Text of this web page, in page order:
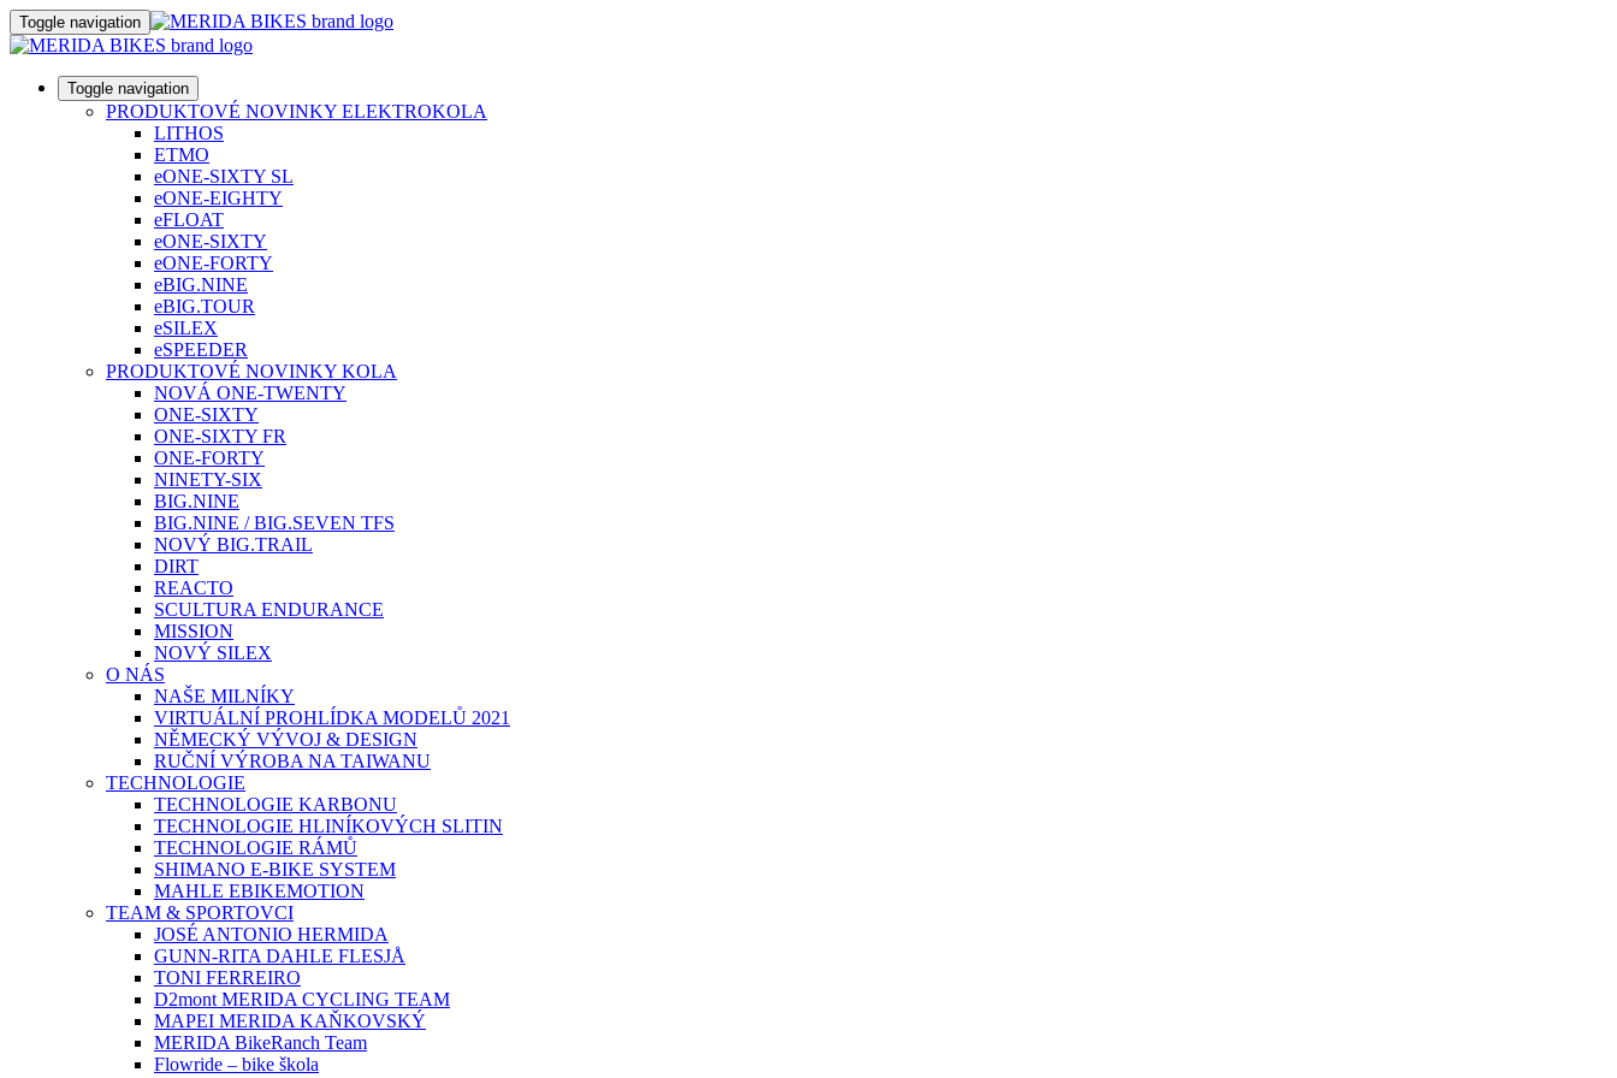
Toggle navigation
Toggle navigation
PRODUKTOVÉ NOVINKY ELEKTROKOLA
LITHOS
ETMO
eONE-SIXTY SL
eONE-EIGHTY
eFLOAT
eONE-SIXTY
eONE-FORTY
eBIG.NINE
eBIG.TOUR
eSILEX
eSPEEDER
PRODUKTOVÉ NOVINKY KOLA
NOVÁ ONE-TWENTY
ONE-SIXTY
ONE-SIXTY FR
ONE-FORTY
NINETY-SIX
BIG.NINE
BIG.NINE / BIG.SEVEN TFS
NOVÝ BIG.TRAIL
DIRT
REACTO
SCULTURA ENDURANCE
MISSION
NOVÝ SILEX
O NÁS
NAŠE MILNÍKY
VIRTUÁLNÍ PROHLÍDKA MODELŮ 2021
NĚMECKÝ VÝVOJ & DESIGN
RUČNÍ VÝROBA NA TAIWANU
TECHNOLOGIE
TECHNOLOGIE KARBONU
TECHNOLOGIE HLINÍKOVÝCH SLITIN
TECHNOLOGIE RÁMŮ
SHIMANO E-BIKE SYSTEM
MAHLE EBIKEMOTION
TEAM & SPORTOVCI
JOSÉ ANTONIO HERMIDA
GUNN-RITA DAHLE FLESJÅ
TONI FERREIRO
D2mont MERIDA CYCLING TEAM
MAPEI MERIDA KAŇKOVSKÝ
MERIDA BikeRanch Team
Flowride – bike škola